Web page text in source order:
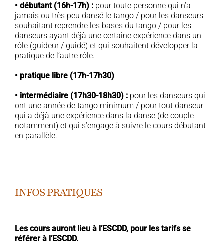
• débutant (16h-17h) :pour toute personne qui n’a
jamais ou très peu dansé le tango / pour les danseurs
souhaitant reprendre les bases du tango / pour les
danseurs ayant déjà une certaine expérience dans un
rôle (guideur / guidé) et qui souhaitent développer la
pratique de l’autre rôle.
• pratique libre (17h-17h30)
• intermédiaire (17h30-18h30) :pour les danseurs qui
ont une année de tango minimum / pour tout danseur
qui a déjà une expérience dans la danse (de couple
notamment) et qui s’engage à suivre le cours débutant
en parallèle.
INFOS PRATIQUES
Les cours auront lieu à l’ESCDD, pour les tarifs se
référer à l’ESCDD.